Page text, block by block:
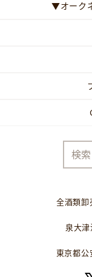
▼オーク
全酒類卸
泉大
東京都